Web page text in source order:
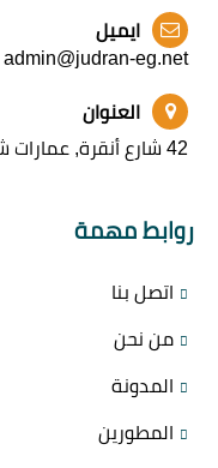
ايميل
admin@judran-eg.net
العنوان
42 شارع أنقرة, عمارات شيراتون, النزهة
روابط مهمة
اتصل بنا
من نحن
المدونة
المطورين